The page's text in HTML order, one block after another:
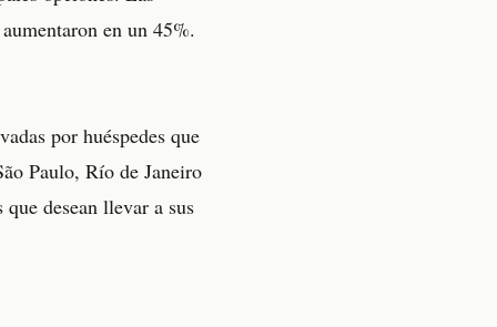
en un 45%.
por huéspedes que
Paulo, Río de Janeiro
desean llevar a sus